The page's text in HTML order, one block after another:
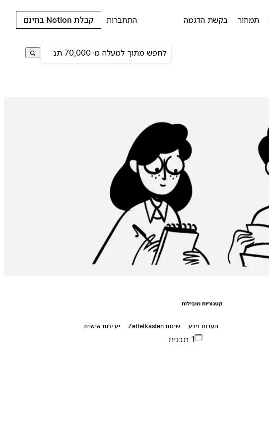
תמחור בקשת הדגמה התחברות קבלת Notion בחינם
קטגוריות מובילות
הערות וידע שיטת Zettelkasten יעילות אישית
1 תבנית